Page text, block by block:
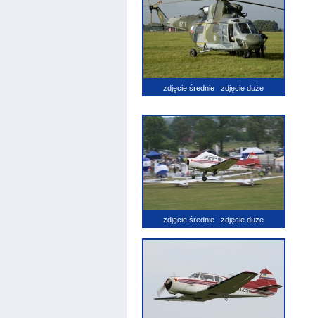
zdjęcie średnie zdjęcie duże
zdjęcie średnie zdjęcie duże